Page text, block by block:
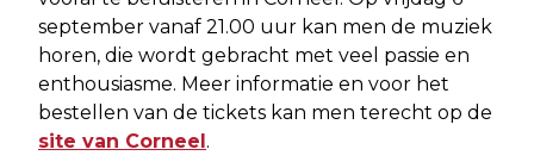
september vanaf 21.00 uur kan men de muziek
horen, die wordt gebracht met veel passie en
enthousiasme. Meer informatie en voor het
bestellen van de tickets kan men terecht op de
site van Corneel.